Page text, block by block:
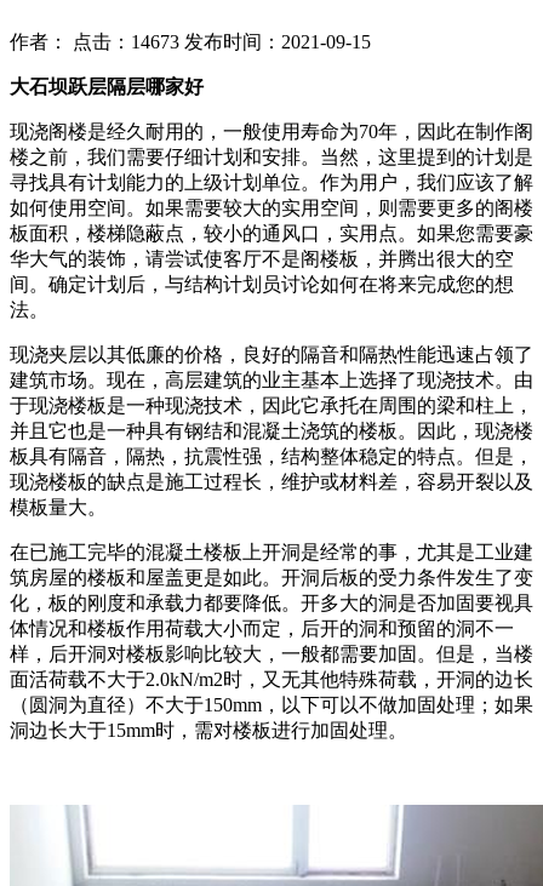
作者： 点击：14673 发布时间：2021-09-15
大石坝跃层隔层哪家好
现浇阁楼是经久耐用的，一般使用寿命为70年，因此在制作阁
楼之前，我们需要仔细计划和安排。当然，这里提到的计划是
寻找具有计划能力的上级计划单位。作为用户，我们应该了解
如何使用空间。如果需要较大的实用空间，则需要更多的阁楼
板面积，楼梯隐蔽点，较小的通风口，实用点。如果您需要豪
华大气的装饰，请尝试使客厅不是阁楼板，并腾出很大的空
间。确定计划后，与结构计划员讨论如何在将来完成您的想
法。
现浇夹层以其低廉的价格，良好的隔音和隔热性能迅速占领了
建筑市场。现在，高层建筑的业主基本上选择了现浇技术。由
于现浇楼板是一种现浇技术，因此它承托在周围的梁和柱上，
并且它也是一种具有钢结和混凝土浇筑的楼板。因此，现浇楼
板具有隔音，隔热，抗震性强，结构整体稳定的特点。但是，
现浇楼板的缺点是施工过程长，维护或材料差，容易开裂以及
模板量大。
在已施工完毕的混凝土楼板上开洞是经常的事，尤其是工业建
筑房屋的楼板和屋盖更是如此。开洞后板的受力条件发生了变
化，板的刚度和承载力都要降低。开多大的洞是否加固要视具
体情况和楼板作用荷载大小而定，后开的洞和预留的洞不一
样，后开洞对楼板影响比较大，一般都需要加固。但是，当楼
面活荷载不大于2.0kN/m2时，又无其他特殊荷载，开洞的边长
（圆洞为直径）不大于150mm，以下可以不做加固处理；如果
洞边长大于15mm时，需对楼板进行加固处理。